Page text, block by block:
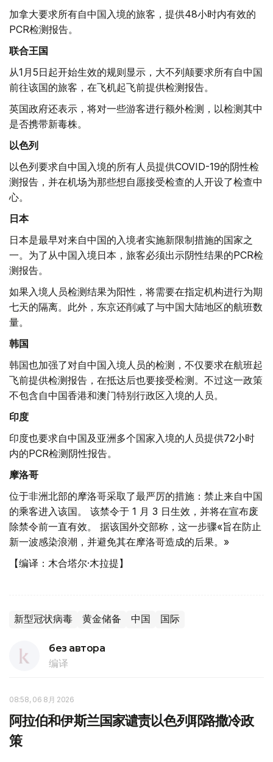
加拿大要求所有自中国入境的旅客，提供48小时内有效的
PCR检测报告。
联合王国
从1月5日起开始生效的规则显示，大不列颠要求所有自中国
前往该国的旅客，在飞机起飞前提供检测报告。
英国政府还表示，将对一些游客进行额外检测，以检测其中
是否携带新毒株。
以色列
以色列要求自中国入境的所有人员提供COVID-19的阴性检
测报告，并在机场为那些想自愿接受检查的人开设了检查中
心。
日本
日本是最早对来自中国的入境者实施新限制措施的国家之
一。为了从中国入境日本，旅客必须出示阴性结果的PCR检
测报告。
如果入境人员检测结果为阳性，将需要在指定机构进行为期
七天的隔离。此外，东京还削减了与中国大陆地区的航班数
量。
韩国
韩国也加强了对自中国入境人员的检测，不仅要求在航班起
飞前提供检测报告，在抵达后也要接受检测。不过这一政策
不包含自中国香港和澳门特别行政区入境的人员。
印度
印度也要求自中国及亚洲多个国家入境的人员提供72小时
内的PCR检测阴性报告。
摩洛哥
位于非洲北部的摩洛哥采取了最严厉的措施：禁止来自中国
的乘客进入该国。 该禁令于 1 月 3 日生效，并将在宣布废
除禁令前一直有效。 据该国外交部称，这一步骤«旨在防止
新一波感染浪潮，并避免其在摩洛哥造成的后果。»
【编译：木合塔尔·木拉提】
新型冠状病毒 黄金储备 中国 国际
без автора
编译
08:58, 06 8月 2026
阿拉伯和伊斯兰国家谴责以色列耶路撒冷政
策